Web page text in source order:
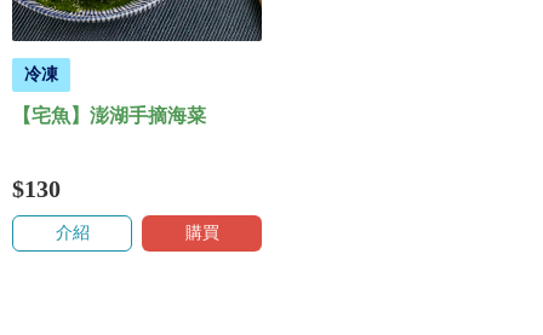
冷凍
【宅魚】澎湖手摘海菜
$130
介紹 購買